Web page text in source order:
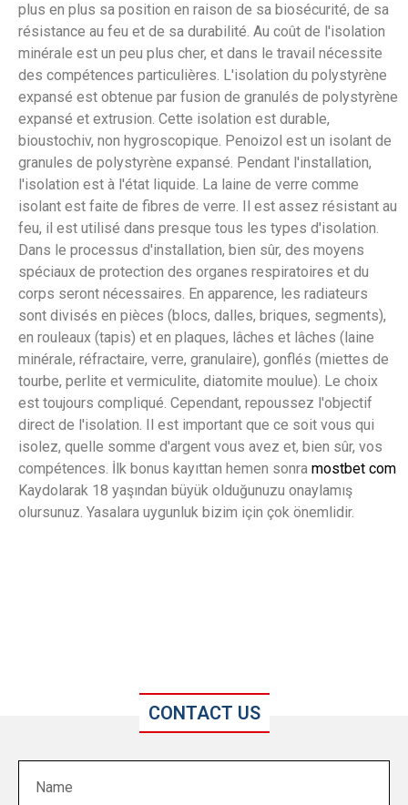
plus en plus sa position en raison de sa biosécurité, de sa
résistance au feu et de sa durabilité. Au coût de l'isolation
minérale est un peu plus cher, et dans le travail nécessite
des compétences particulières. L'isolation du polystyrène
expansé est obtenue par fusion de granulés de polystyrène
expansé et extrusion. Cette isolation est durable,
bioustochiv, non hygroscopique. Penoizol est un isolant de
granules de polystyrène expansé. Pendant l'installation,
l'isolation est à l'état liquide. La laine de verre comme
isolant est faite de fibres de verre. Il est assez résistant au
feu, il est utilisé dans presque tous les types d'isolation.
Dans le processus d'installation, bien sûr, des moyens
spéciaux de protection des organes respiratoires et du
corps seront nécessaires. En apparence, les radiateurs
sont divisés en pièces (blocs, dalles, briques, segments),
en rouleaux (tapis) et en plaques, lâches et lâches (laine
minérale, réfractaire, verre, granulaire), gonflés (miettes de
tourbe, perlite et vermiculite, diatomite moulue). Le choix
est toujours compliqué. Cependant, repoussez l'objectif
direct de l'isolation. Il est important que ce soit vous qui
isolez, quelle somme d'argent vous avez et, bien sûr, vos
compétences. İlk bonus kayıttan hemen sonra mostbet com
Kaydolarak 18 yaşından büyük olduğunuzu onaylamış
olursunuz. Yasalara uygunluk bizim için çok önemlidir.
CONTACT US